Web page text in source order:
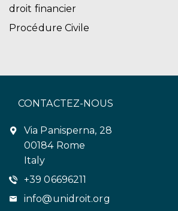
droit financier
Procédure Civile
CONTACTEZ-NOUS
Via Panisperna, 28
00184 Rome
Italy
+39 06696211
info@unidroit.org